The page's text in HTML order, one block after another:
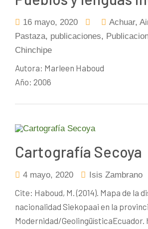
16 mayo, 2020 Achuar,
Pastaza, publicaciones,
Chinchipe
Autora: Marleen Haboud
Año: 2006
Cartografía Secoya
4 mayo, 2020 Isis Zambrano
Cite: Haboud, M. (2014). Mapa de la
nacionalidad Siekopaai en la
Modernidad/